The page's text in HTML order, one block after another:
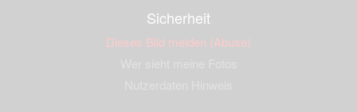
Sicherheit
Dieses Bild melden (Abuse)